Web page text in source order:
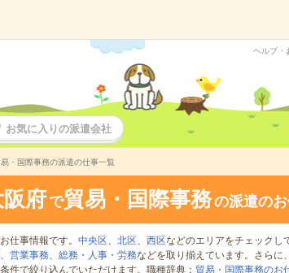
ヘルプ・
お気に入りの派遣会社
・国際事務の派遣の仕事一覧
府 で貿易・国際事務の派遣の
仕事情報です。 中央区、 北区、 西区などのエリアをチェックし
、 営業事務、 総務・人事・労務などを取り揃えています。さらに、
件で絞り込んでいただけます。職種辞典： 貿易・国際事務のお